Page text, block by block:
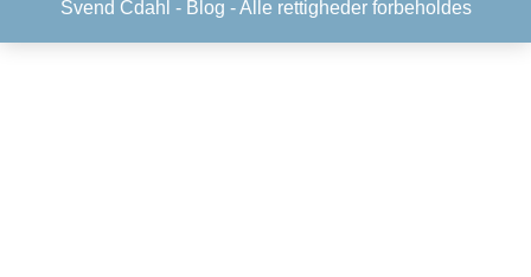
Svend Cdahl - Blog - Alle rettigheder forbeholdes